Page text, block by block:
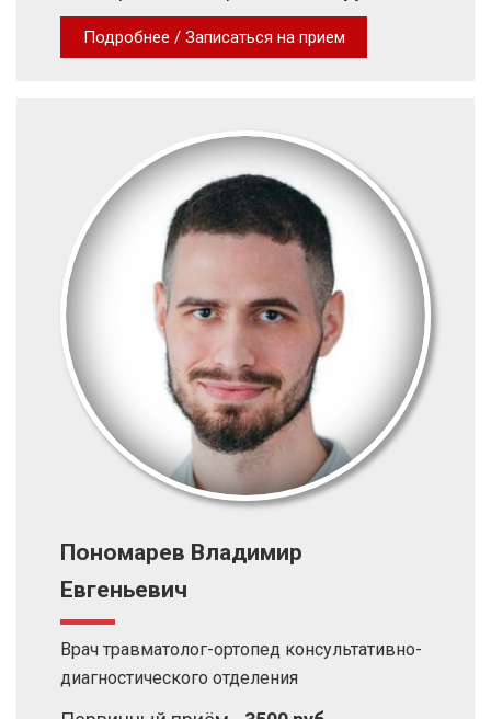
Подробнее / Записаться на прием
Пономарев Владимир
Евгеньевич
Врач травматолог-ортопед консультативно-
диагностического отделения